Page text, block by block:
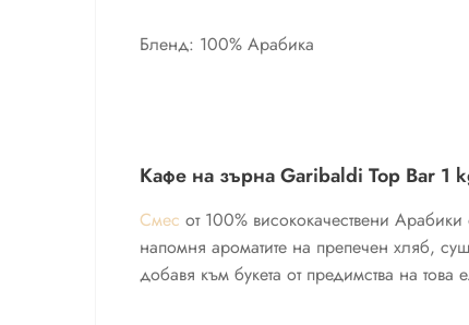
Бленд: 100% Арабика
Кафе на зърна Garibaldi Top Bar 1
Смес от 100% висококачествени
напомня ароматите на препечен хляб,
добавя към букета от предимства на това